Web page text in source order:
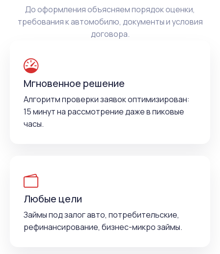
До оформления объясняем порядок оценки,
требования к автомобилю, документы и условия
договора.
Мгновенное решение
Алгоритм проверки заявок оптимизирован:
15 минут на рассмотрение даже в пиковые
часы.
Любые цели
Займы под залог авто, потребительские,
рефинансирование, бизнес-микро займы.